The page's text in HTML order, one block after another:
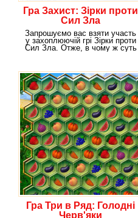
Гра Захист: Зірки проти
Сил Зла
Запрошуємо вас взяти участь
у захоплюючій грі Зірки проти
Сил Зла. Отже, в чому ж суть
Гра Три в Ряд: Голодні
Черв'яки